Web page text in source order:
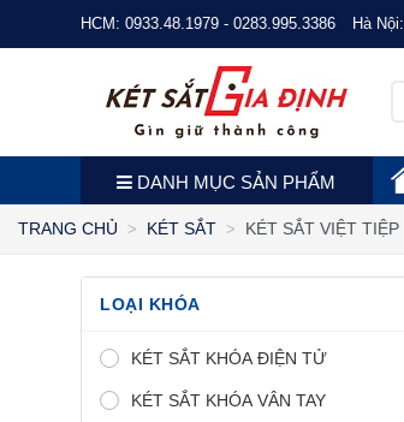
HCM: 0933.48.1979 - 0283.995.3386 Hà Nội:
DANH MỤC SẢN PHẨM
TRANG CHỦ KÉT SẮT KÉT SẮT VIỆT TIỆP
LOẠI KHÓA
KÉT SẮT KHÓA ĐIỆN TỬ
KÉT SẮT KHÓA VÂN TAY